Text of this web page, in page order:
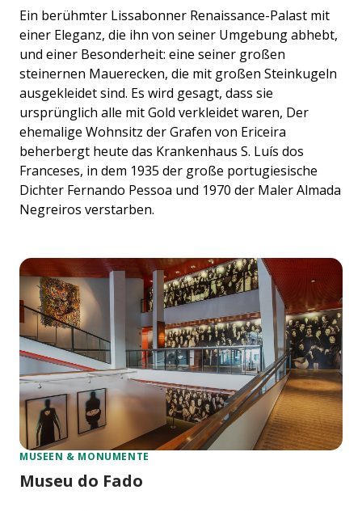
Ein berühmter Lissabonner Renaissance-Palast mit
einer Eleganz, die ihn von seiner Umgebung abhebt,
und einer Besonderheit: eine seiner großen
steinernen Mauerecken, die mit großen Steinkugeln
ausgekleidet sind. Es wird gesagt, dass sie
ursprünglich alle mit Gold verkleidet waren, Der
ehemalige Wohnsitz der Grafen von Ericeira
beherbergt heute das Krankenhaus S. Luís dos
Franceses, in dem 1935 der große portugiesische
Dichter Fernando Pessoa und 1970 der Maler Almada
Negreiros verstarben.
MUSEEN & MONUMENTE
Museu do Fado